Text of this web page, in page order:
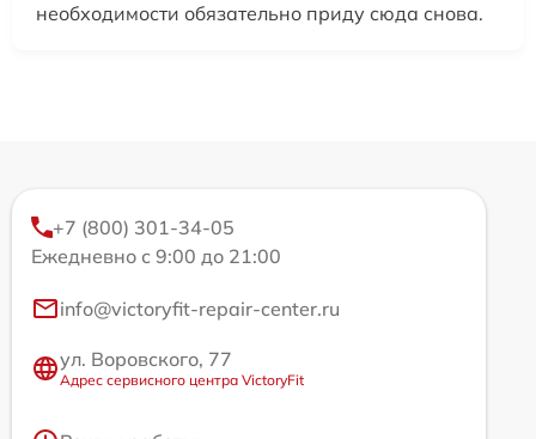
необходимости обязательно приду сюда снова.
+7 (800) 301-34-05
Ежедневно с 9:00 до 21:00
info@victoryfit-repair-center.ru
ул. Воровского, 77
Адрес сервисного центра VictoryFit